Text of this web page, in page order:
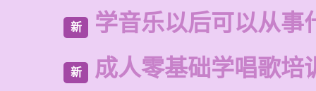
新 学音乐以后可以从事
新 成人零基础学唱歌培